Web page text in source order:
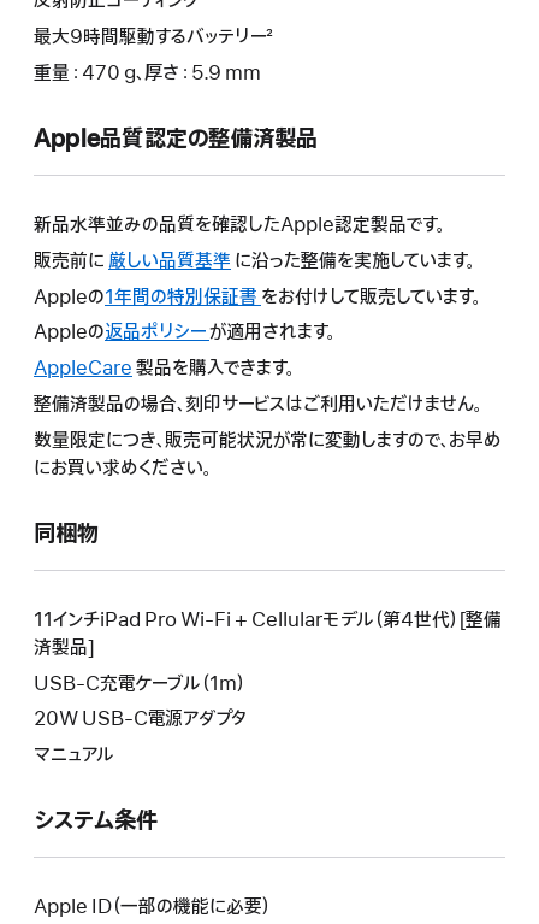
最大9時間駆動するバッテリー²
重量：470 g、厚さ：5.9 mm
Apple品質認定の整備済製品
新品水準並みの品質を確認したApple認定製品です。
販売前に 厳しい品質基準 に沿った整備を実施しています。
Appleの1年間の特別保証書 こ
の
作
に
よ
ウ
ン
をお付けして販売しています。
Appleの返品ポリシーこ
の
操
作
に
ウ
ド
ウ
す。
が適用されます。
AppleCare こ
の
作
に
い
イ
ド
開
す。
製品を購入できます。
整備済製品の場合、刻印サービスはご利用いただけません。
数量限定につき、販売可能状況が常に変動しますので、お早め
にお買い求めください。
同梱物
11インチiPad Pro Wi-Fi + Cellularモデル（第4世代）[整備
済製品]
USB-C充電ケーブル（1m）
20W USB-C電源アダプタ
マニュアル
システム条件
Apple ID（一部の機能に必要）